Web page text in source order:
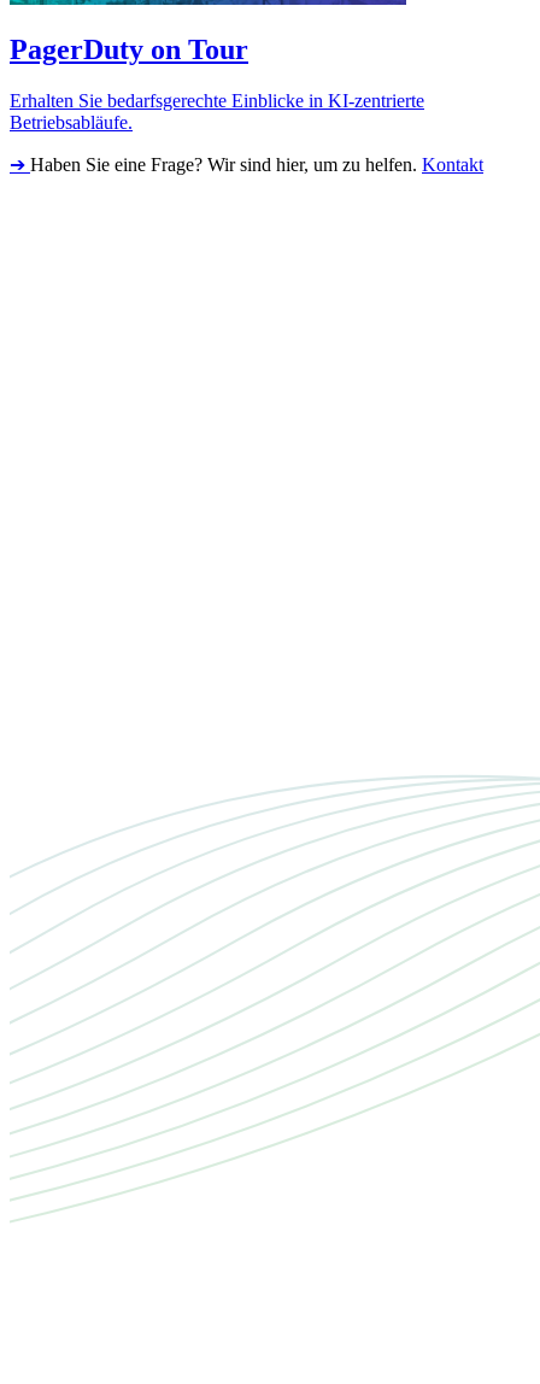
PagerDuty on Tour
Erhalten Sie bedarfsgerechte Einblicke in KI-zentrierte
Betriebsabläufe.
➔ Haben Sie eine Frage? Wir sind hier, um zu helfen. Kontakt